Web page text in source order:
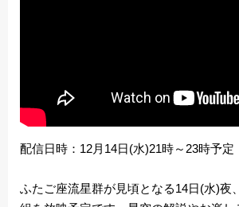
配信日時：12月14日(水)21時～23時予定
ふたご座流星群が見頃となる14日(水)夜